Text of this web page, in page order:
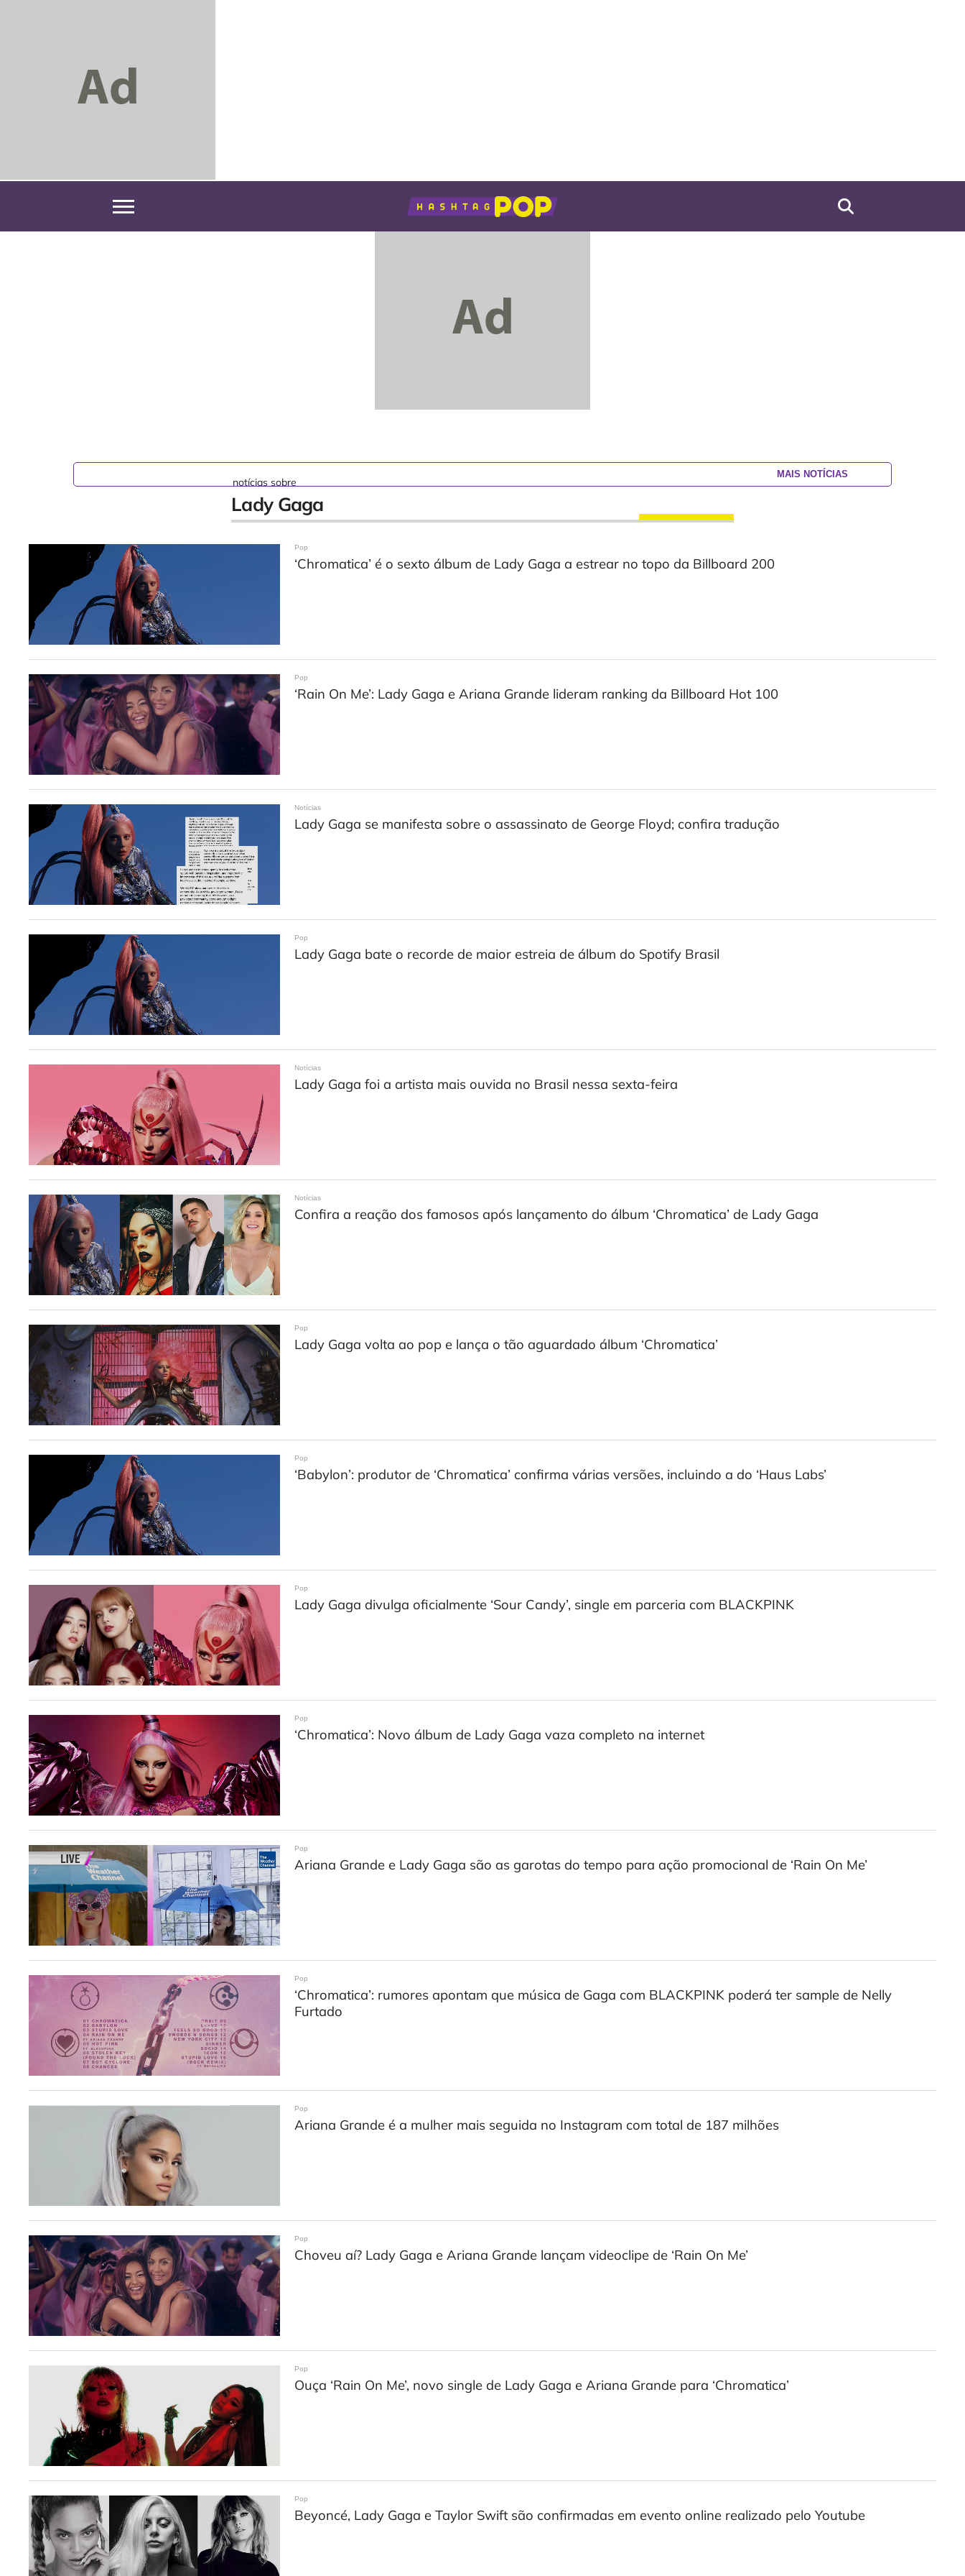
notícias sobre
Lady Gaga
Pop
‘Chromatica’ é o sexto álbum de Lady Gaga a estrear no topo da Billboard 200
Pop
‘Rain On Me’: Lady Gaga e Ariana Grande lideram ranking da Billboard Hot 100
Notícias
Lady Gaga se manifesta sobre o assassinato de George Floyd; confira tradução
Pop
Lady Gaga bate o recorde de maior estreia de álbum do Spotify Brasil
Notícias
Lady Gaga foi a artista mais ouvida no Brasil nessa sexta-feira
Notícias
Confira a reação dos famosos após lançamento do álbum ‘Chromatica’ de Lady Gaga
Pop
Lady Gaga volta ao pop e lança o tão aguardado álbum ‘Chromatica’
Pop
‘Babylon’: produtor de ‘Chromatica’ confirma várias versões, incluindo a do ‘Haus Labs’
Pop
Lady Gaga divulga oficialmente ‘Sour Candy’, single em parceria com BLACKPINK
Pop
‘Chromatica’: Novo álbum de Lady Gaga vaza completo na internet
Pop
Ariana Grande e Lady Gaga são as garotas do tempo para ação promocional de ‘Rain On Me’
Pop
‘Chromatica’: rumores apontam que música de Gaga com BLACKPINK poderá ter sample de Nelly
Furtado
Pop
Ariana Grande é a mulher mais seguida no Instagram com total de 187 milhões
Pop
Choveu aí? Lady Gaga e Ariana Grande lançam videoclipe de ‘Rain On Me’
Pop
Ouça ‘Rain On Me’, novo single de Lady Gaga e Ariana Grande para ‘Chromatica’
Pop
Beyoncé, Lady Gaga e Taylor Swift são confirmadas em evento online realizado pelo Youtube
MAIS NOTÍCIAS